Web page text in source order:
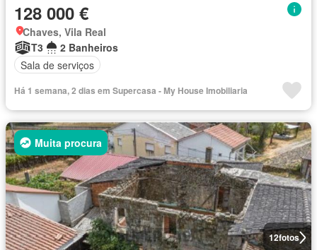
128 000 €
Chaves, Vila Real
T3
2 Banheiros
Sala de serviços
Há 1 semana, 2 dias em Supercasa - My House Imobiliaria
12fotos
Muita procura